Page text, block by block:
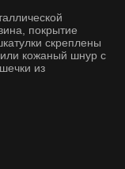
покрытие
скреплены
кожаный шнур с
из